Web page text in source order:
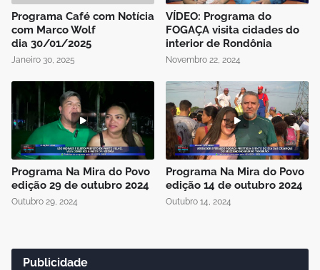
Programa Café com Notícia
com Marco Wolf
dia 30/01/2025
Janeiro 30, 2025
VÍDEO: Programa do
FOGAÇA visita cidades do
interior de Rondônia
Novembro 22, 2024
Programa Na Mira do Povo
edição 29 de outubro 2024
Outubro 29, 2024
Programa Na Mira do Povo
edição 14 de outubro 2024
Outubro 14, 2024
Publicidade